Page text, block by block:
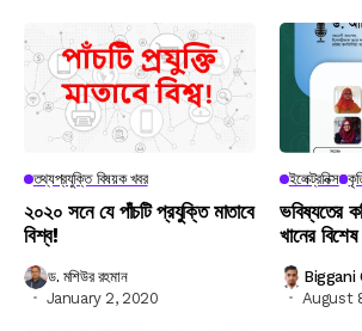
তথ্যপ্রযুক্তি বিষয়ক খবর
২০২০ সনে যে পাঁচটি প্রযুক্তি মাতাবে
বিশ্ব!
ড. মশিউর রহমান
January 2, 2020
ইলেক্ট্রনিক্স
ভবিষ্যতের
খানের বিশেষ
Biggani
August